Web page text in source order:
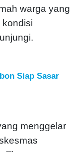
warga yang
Siap Sasar
menggelar